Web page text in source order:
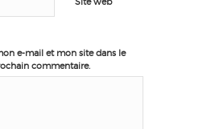
Site web
e-mail et mon site dans le
commentaire.